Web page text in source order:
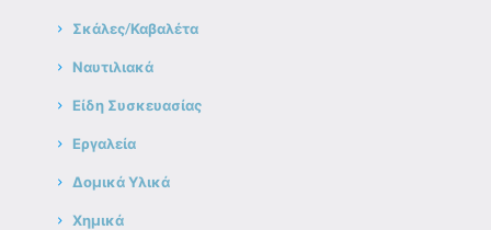
Σκάλες/Καβαλέτα
Ναυτιλιακά
Είδη Συσκευασίας
Εργαλεία
Δομικά Υλικά
Χημικά